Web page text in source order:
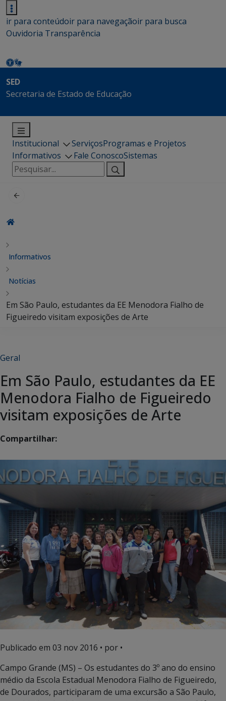
ir para conteúdoir para navegaçãoir para busca
Ouvidoria Transparência
SED
Secretaria de Estado de Educação
Institucional ServiçosProgramas e Projetos
Informativos
Fale ConoscoSistemas
Pesquisar
por:
Informativos
Notícias
Em São Paulo, estudantes da EE Menodora Fialho de
Figueiredo visitam exposições de Arte
Geral
Em São Paulo, estudantes da EE
Menodora Fialho de Figueiredo
visitam exposições de Arte
Compartilhar:
Publicado em 03 nov 2016 • por •
Campo Grande (MS) – Os estudantes do 3º ano do ensino
médio da Escola Estadual Menodora Fialho de Figueiredo,
de Dourados, participaram de uma excursão a São Paulo,